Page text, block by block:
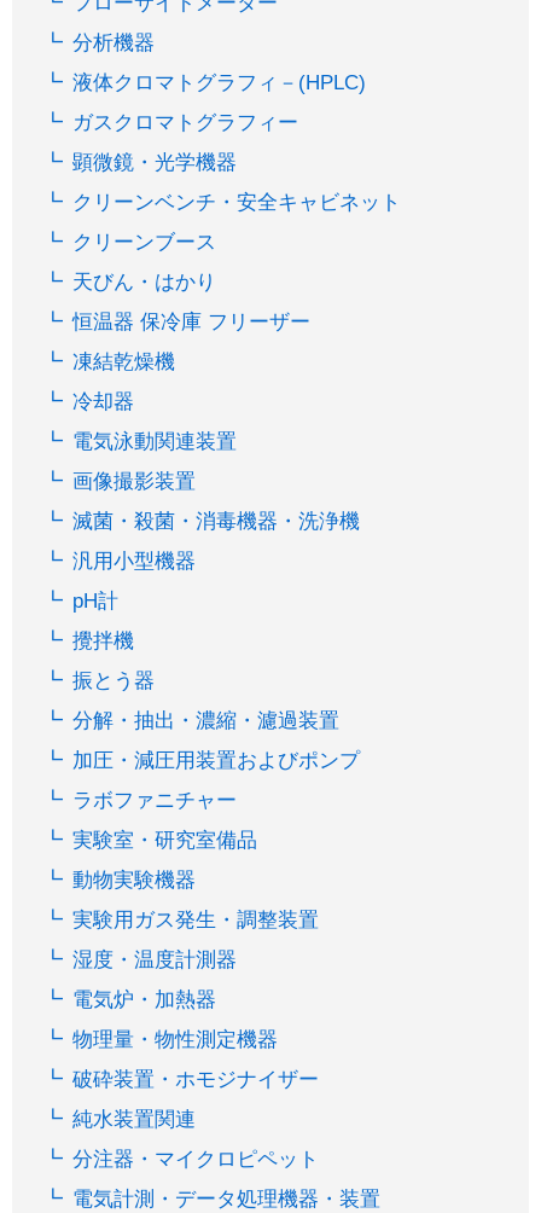
分析機器
液体クロマトグラフィ－(HPLC)
ガスクロマトグラフィー
顕微鏡・光学機器
クリーンベンチ・安全キャビネット
クリーンブース
天びん・はかり
恒温器 保冷庫 フリーザー
凍結乾燥機
冷却器
電気泳動関連装置
画像撮影装置
滅菌・殺菌・消毒機器・洗浄機
汎用小型機器
pH計
攪拌機
振とう器
分解・抽出・濃縮・濾過装置
加圧・減圧用装置およびポンプ
ラボファニチャー
実験室・研究室備品
動物実験機器
実験用ガス発生・調整装置
湿度・温度計測器
電気炉・加熱器
物理量・物性測定機器
破砕装置・ホモジナイザー
純水装置関連
分注器・マイクロピペット
電気計測・データ処理機器・装置